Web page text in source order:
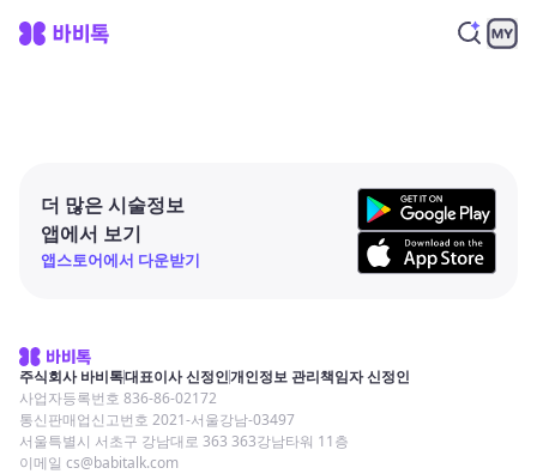
더 많은 시술정보
앱에서 보기
앱스토어에서 다운받기
주식회사 바비톡대표이사 신정인개인정보 관리책임자 신정인
사업자등록번호 836-86-02172
통신판매업신고번호 2021-서울강남-03497
서울특별시 서초구 강남대로 363 363강남타워 11층
이메일 cs@babitalk.com